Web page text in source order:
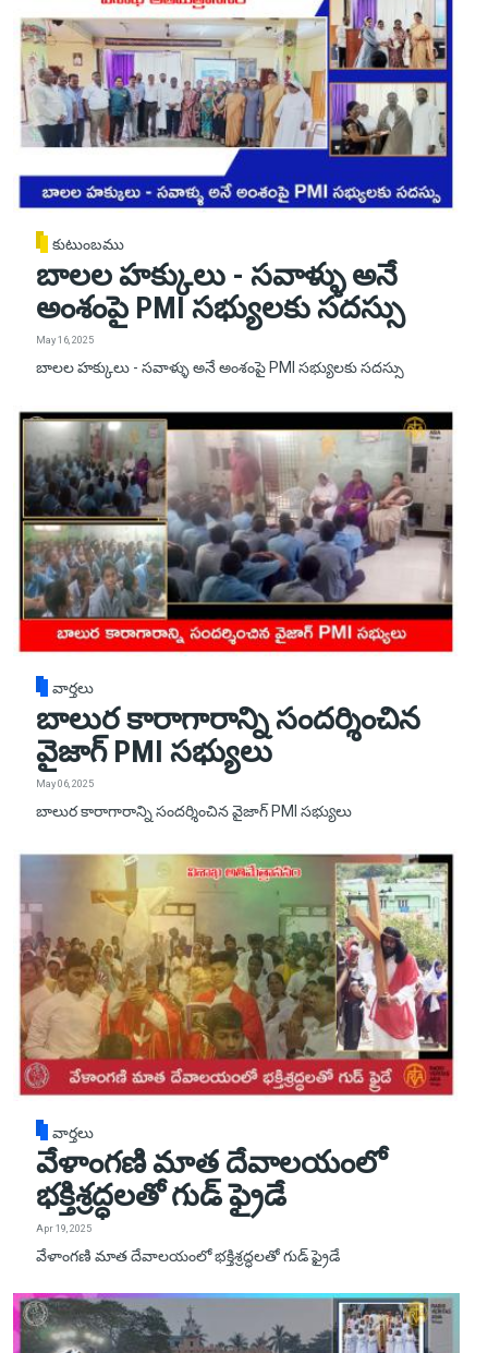
కుటుంబము
బాలల హక్కులు - సవాళ్ళు అనే
అంశంపై PMI సభ్యులకు సదస్సు
May 16, 2025
బాలల హక్కులు - సవాళ్ళు అనే అంశంపై PMI సభ్యులకు సదస్సు
వార్తలు
బాలుర కారాగారాన్ని సందర్శించిన
వైజాగ్ PMI సభ్యులు
May 06, 2025
బాలుర కారాగారాన్ని సందర్శించిన వైజాగ్ PMI సభ్యులు
వార్తలు
వేళాంగణి మాత దేవాలయంలో
భక్తిశ్రద్ధలతో గుడ్ ఫ్రైడే
Apr 19, 2025
వేళాంగణి మాత దేవాలయంలో భక్తిశ్రద్ధలతో గుడ్ ఫ్రైడే